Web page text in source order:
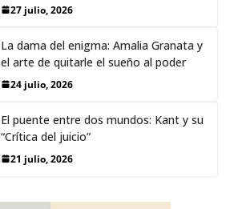
27 julio, 2026
La dama del enigma: Amalia Granata y
el arte de quitarle el sueño al poder
24 julio, 2026
El puente entre dos mundos: Kant y su
“Crítica del juicio”
21 julio, 2026